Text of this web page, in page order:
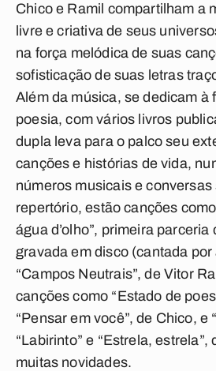
Chico e Ramil compartilham a
livre e criativa de seus
na força melódica de suas
sofisticação de suas letras
Além da música, se dedicam à
poesia, com vários livros
dupla leva para o palco seu
canções e histórias de vida,
números musicais e
repertório, estão canções como
água d’olho”, primeira parceria
gravada em disco (cantada
“Campos Neutrais”, de Vitor
canções como “Estado de
“Pensar em você”, de Chico, e
“Labirinto” e “Estrela, estrela”,
muitas novidades.